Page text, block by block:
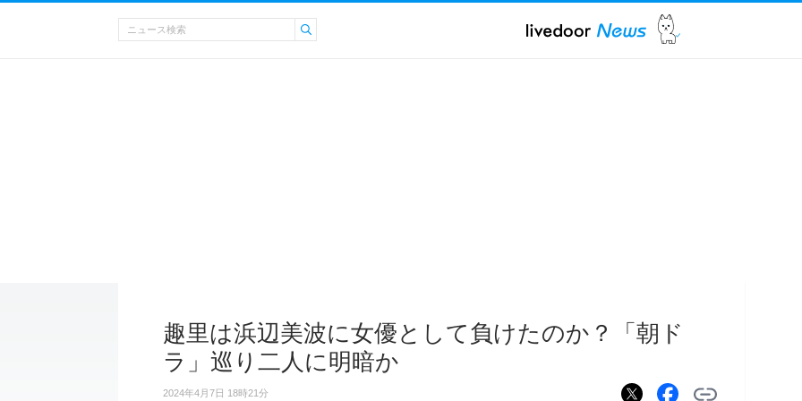
趣里は浜辺美波に女優として負けたのか？「朝ド
ラ」巡り二人に明暗か
2024年4月7日 18時21分